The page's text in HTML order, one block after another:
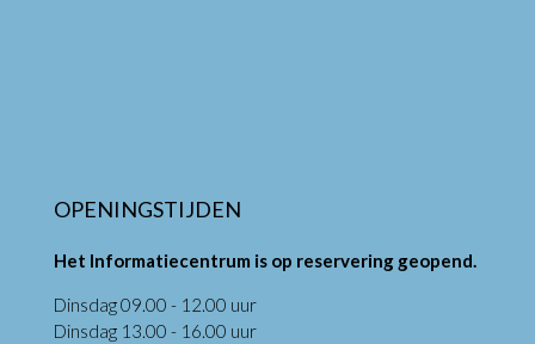
OPENINGSTIJDEN
Het Informatiecentrum is op reservering geopend.
Dinsdag 09.00 - 12.00 uur
Dinsdag 13.00 - 16.00 uur